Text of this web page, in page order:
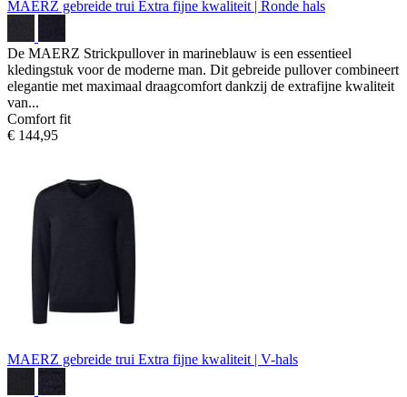
MAERZ gebreide trui Extra fijne kwaliteit | Ronde hals
De MAERZ Strickpullover in marineblauw is een essentieel
kledingstuk voor de moderne man. Dit gebreide pullover combineert
elegantie met maximaal draagcomfort dankzij de extrafijne kwaliteit
van...
Comfort fit
€ 144,95
MAERZ gebreide trui Extra fijne kwaliteit | V-hals